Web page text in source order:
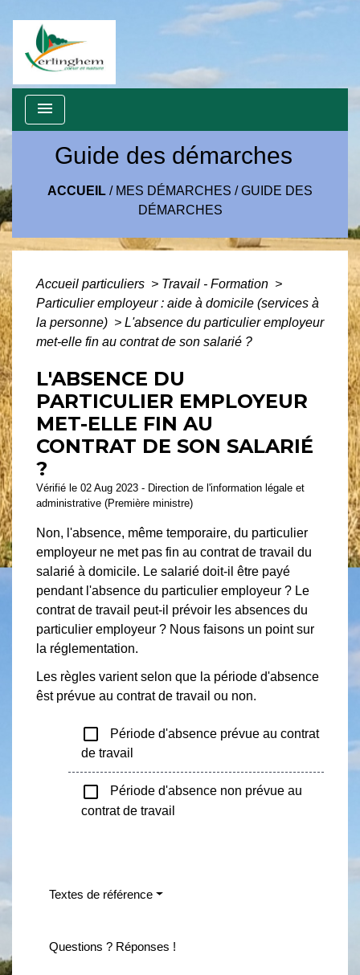
menu
Guide des démarches
ACCUEIL / MES DÉMARCHES /GUIDE DES
DÉMARCHES
Accueil particuliers > Travail - Formation >
Particulier employeur : aide à domicile (services à
la personne) > L'absence du particulier employeur
met-elle fin au contrat de son salarié ?
L'ABSENCE DU
PARTICULIER EMPLOYEUR
MET-ELLE FIN AU
CONTRAT DE SON SALARIÉ
?
Vérifié le 02 Aug 2023 - Direction de l'information légale et
administrative (Première ministre)
Non, l'absence, même temporaire, du particulier
employeur ne met pas fin au contrat de travail du
salarié à domicile. Le salarié doit-il être payé
pendant l'absence du particulier employeur ? Le
contrat de travail peut-il prévoir les absences du
particulier employeur ? Nous faisons un point sur
la réglementation.
Les règles varient selon que la période d'absence
êst prévue au contrat de travail ou non.
check_box_outline_blank
Période d'absence prévue au contrat
de travail
check_box_outline_blank
Période d'absence non prévue au
contrat de travail
Textes de référence
Questions ? Réponses !